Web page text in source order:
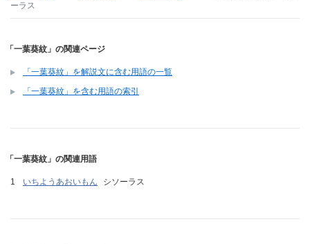
ーラス
「一葉葵紋」の関連ページ
「一葉葵紋」を解説文に含む用語の一覧
「一葉葵紋」を含む用語の索引
「一葉葵紋」の関連用語
いちようあおいもん シソーラス